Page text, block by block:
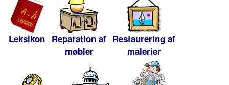
Leksikon Reparation af
møbler
Restaurering af
malerier